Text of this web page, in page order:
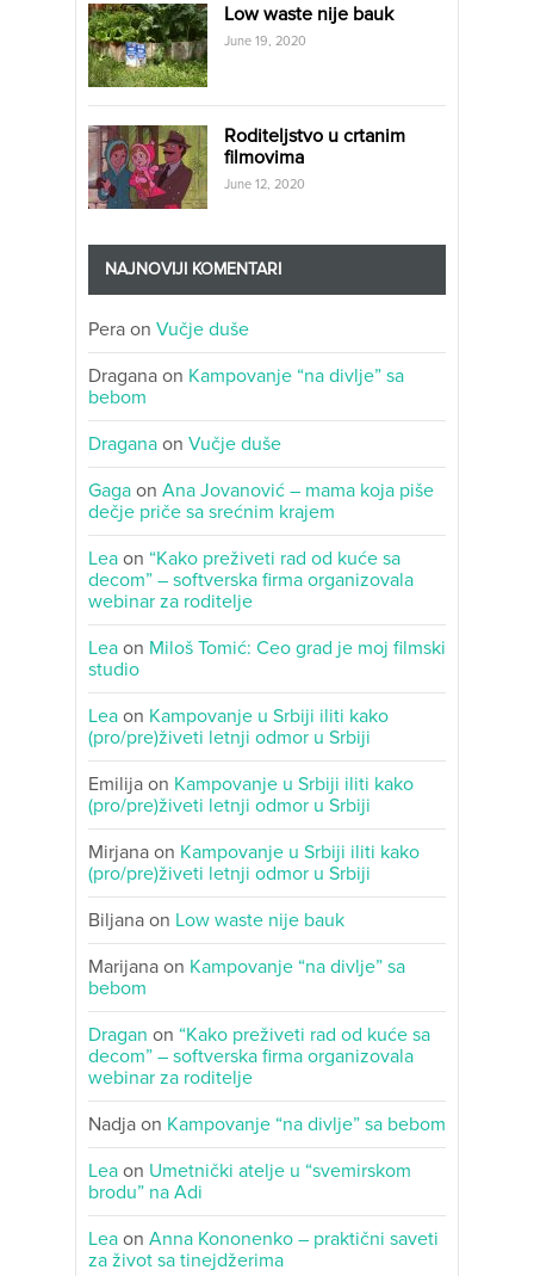
Low waste nije bauk
June 19, 2020
Roditeljstvo u crtanim
filmovima
June 12, 2020
NAJNOVIJI KOMENTARI
Pera on Vučje duše
Dragana on Kampovanje “na divlje” sa
bebom
Dragana on Vučje duše
Gaga on Ana Jovanović – mama koja piše
dečje priče sa srećnim krajem
Lea on “Kako preživeti rad od kuće sa
decom” – softverska firma organizovala
webinar za roditelje
Lea on Miloš Tomić: Ceo grad je moj filmski
studio
Lea on Kampovanje u Srbiji iliti kako
(pro/pre)živeti letnji odmor u Srbiji
Emilija on Kampovanje u Srbiji iliti kako
(pro/pre)živeti letnji odmor u Srbiji
Mirjana on Kampovanje u Srbiji iliti kako
(pro/pre)živeti letnji odmor u Srbiji
Biljana on Low waste nije bauk
Marijana on Kampovanje “na divlje” sa
bebom
Dragan on “Kako preživeti rad od kuće sa
decom” – softverska firma organizovala
webinar za roditelje
Nadja on Kampovanje “na divlje” sa bebom
Lea on Umetnički atelje u “svemirskom
brodu” na Adi
Lea on Anna Kononenko – praktični saveti
za život sa tinejdžerima